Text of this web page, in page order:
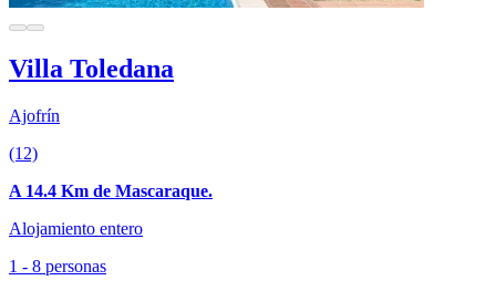
Villa Toledana
Ajofrín
(12)
A 14.4 Km de Mascaraque.
Alojamiento entero
1 - 8 personas